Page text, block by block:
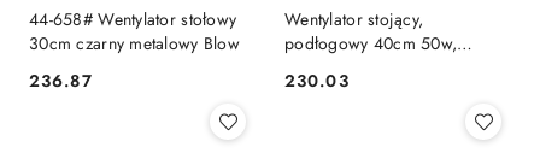
44-658# Wentylator stołowy
30cm czarny metalowy Blow
Cena:
236.87
Wentylator stojący,
podłogowy 40cm 50w,
Klausberg
Cena:
230.03